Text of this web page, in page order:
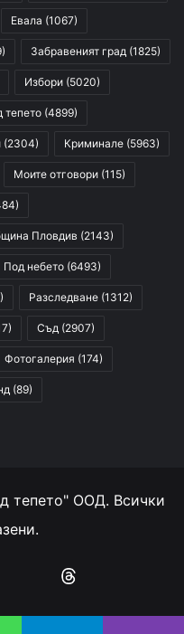
Евала (1067)
Забравеният град (1825)
Избори (5020)
тепето (4899)
(2304) Криминале (5963)
Моите отговори (115)
Пловдив (2143)
Под небето (6493)
Разследване (1312)
Съд (2907)
Фотогалерия (174)
(89)
тепето" ООД. Всички
RSS